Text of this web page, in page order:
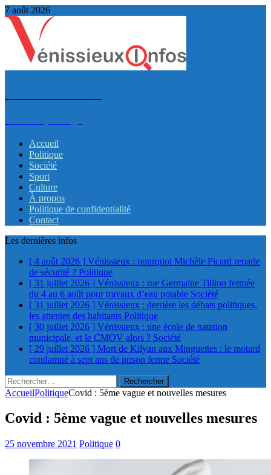
7 août 2026
Accueil
Politique
Société
Sport
Culture
À propos
Politique de confidentialité
Contact
Les dernières infos
[ 4 août 2026 ] Vénissieux : pourquoi Michèle Picard reparle
de sécurité ? Politique
[ 31 juillet 2026 ] Vénissieux : rue Germaine Tillion fermée
du 4 au 6 août pour travaux d’eau potable Société
[ 31 juillet 2026 ] Vénissieux : derrière les débats politiques,
les attentes des habitants Politique
[ 30 juillet 2026 ] Vénissieux : une école de natation
municipale, et le CMOV alors ? Société
[ 29 juillet 2026 ] Mort de Kilyan aux Minguettes : le motard
condamné à sept ans de prison ferme Société
Rechercher :
AccueilPolitiqueCovid : 5ème vague et nouvelles mesures
Covid : 5ème vague et nouvelles mesures
25 novembre 2021 Politique 0